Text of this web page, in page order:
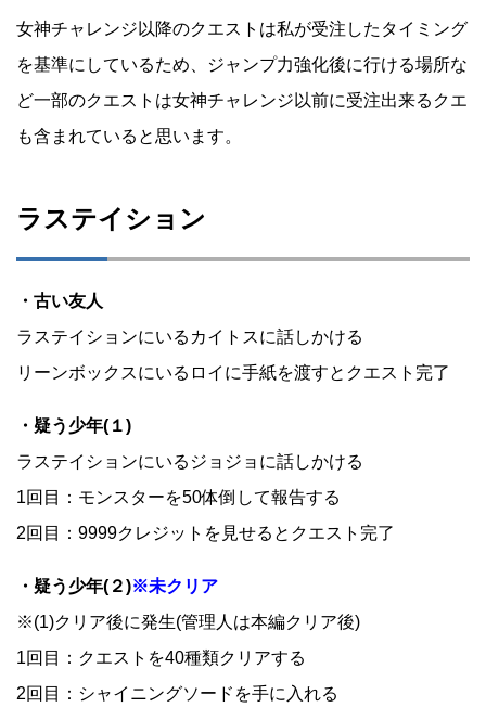
女神チャレンジ以降のクエストは私が受注したタイミング
を基準にしているため、ジャンプ力強化後に行ける場所な
ど一部のクエストは女神チャレンジ以前に受注出来るクエ
も含まれていると思います。
ラステイション
・古い友人
ラステイションにいるカイトスに話しかける
リーンボックスにいるロイに手紙を渡すとクエスト完了
・疑う少年(１)
ラステイションにいるジョジョに話しかける
1回目：モンスターを50体倒して報告する
2回目：9999クレジットを見せるとクエスト完了
・疑う少年(２)※未クリア
※(1)クリア後に発生(管理人は本編クリア後)
1回目：クエストを40種類クリアする
2回目：シャイニングソードを手に入れる